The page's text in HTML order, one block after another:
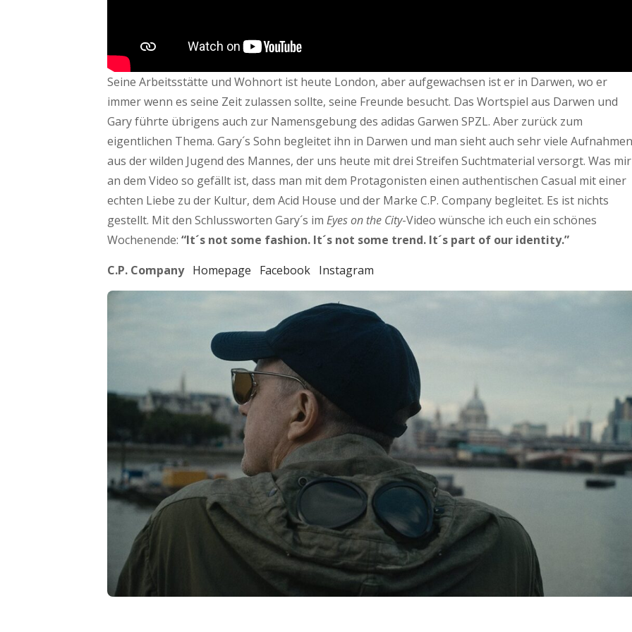
Seine Arbeitsstätte und Wohnort ist heute London, aber aufgewachsen ist er in Darwen, wo er
immer wenn es seine Zeit zulassen sollte, seine Freunde besucht. Das Wortspiel aus Darwen und
Gary führte übrigens auch zur Namensgebung des adidas Garwen SPZL. Aber zurück zum
eigentlichen Thema. Gary´s Sohn begleitet ihn in Darwen und man sieht auch sehr viele Aufnahmen
aus der wilden Jugend des Mannes, der uns heute mit drei Streifen Suchtmaterial versorgt. Was mir
an dem Video so gefällt ist, dass man mit dem Protagonisten einen authentischen Casual mit einer
echten Liebe zu der Kultur, dem Acid House und der Marke C.P. Company begleitet. Es ist nichts
gestellt. Mit den Schlussworten Gary´s im Eyes on the City-Video wünsche ich euch ein schönes
Wochenende: “It´s not some fashion. It´s not some trend. It´s part of our identity.”
C.P. Company Homepage Facebook Instagram